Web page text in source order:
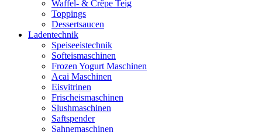
Waffel- & Crêpe Teig
Toppings
Dessertsaucen
Ladentechnik
Speiseeistechnik
Softeismaschinen
Frozen Yogurt Maschinen
Acai Maschinen
Eisvitrinen
Frischeismaschinen
Slushmaschinen
Saftspender
Sahnemaschinen